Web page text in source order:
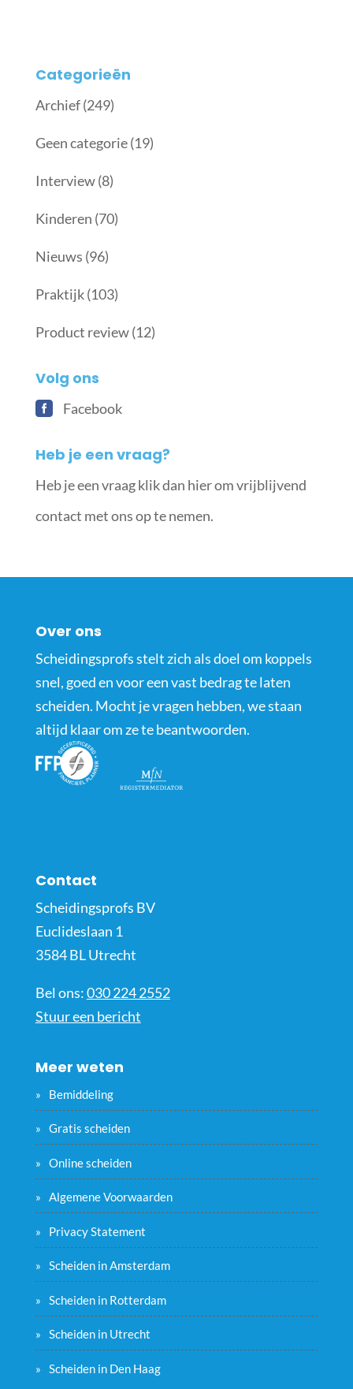
Categorieën
Archief(249)
Geen categorie(19)
Interview(8)
Kinderen (70)
Nieuws (96)
Praktijk(103)
Product review(12)
Volg ons
Facebook
Heb je een vraag?
Heb je een vraag klik dan hier om vrijblijvend
contact met ons op te nemen.
Over ons
Scheidingsprofs stelt zich als doel om koppels
snel, goed en voor een vast bedrag te laten
scheiden. Mocht je vragen hebben, we staan
altijd klaar om ze te beantwoorden.
Contact
Scheidingsprofs BV
Euclideslaan 1
3584 BL Utrecht
Bel ons:030 224 2552
Stuur een bericht
Meer weten
Bemiddeling
Gratis scheiden
Online scheiden
Algemene Voorwaarden
Privacy Statement
Scheiden in Amsterdam
Scheiden in Rotterdam
Scheiden in Utrecht
Scheiden in Den Haag